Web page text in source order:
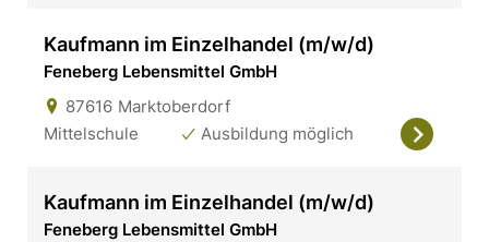
Kaufmann im Einzelhandel (m/w/d)
Feneberg Lebensmittel GmbH
87616 Marktoberdorf
Mittelschule
Ausbildung möglich
Kaufmann im Einzelhandel (m/w/d)
Feneberg Lebensmittel GmbH